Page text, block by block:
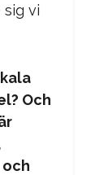
sig vi
Och